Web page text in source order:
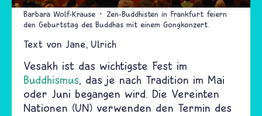
Barbara Wolf-Krause
Zen-Buddhisten in Frankfurt feiern
den Geburtstag des Buddhas mit einem Gongkonzert.
Text von Jane Ulrich
Vesakh ist das wichtigste Fest im
Buddhismus, das je nach Tradition im Mai
oder Juni begangen wird. Die Vereinten
Nationen (UN) verwenden den Termin des